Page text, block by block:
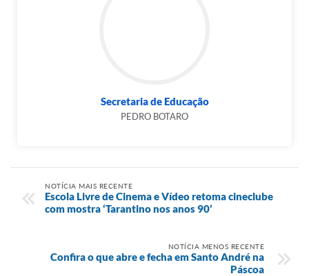
Secretaria de Educação
PEDRO BOTARO
NOTÍCIA MAIS RECENTE
Escola Livre de Cinema e Vídeo retoma cineclube
com mostra ‘Tarantino nos anos 90’
NOTÍCIA MENOS RECENTE
Confira o que abre e fecha em Santo André na
Páscoa